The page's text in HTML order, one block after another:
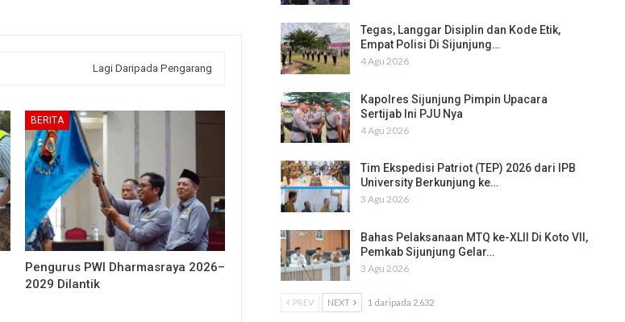
Lagi Daripada Pengarang
BERITA
Pengurus PWI Dharmasraya 2026–
2029 Dilantik
Tegas, Langgar Disiplin dan Kode Etik,
Empat Polisi Di Sijunjung…
4 Agu 2026
Kapolres Sijunjung Pimpin Upacara
Sertijab Ini PJU Nya
4 Agu 2026
Tim Ekspedisi Patriot (TEP) 2026 dari IPB
University Berkunjung ke…
3 Agu 2026
Bahas Pelaksanaan MTQ ke-XLII Di Koto VII,
Pemkab Sijunjung Gelar…
3 Agu 2026
PREV NEXT 1 daripada 2,632